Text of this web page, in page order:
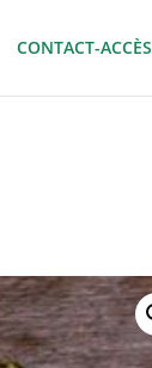
CONTACT-ACCÈS